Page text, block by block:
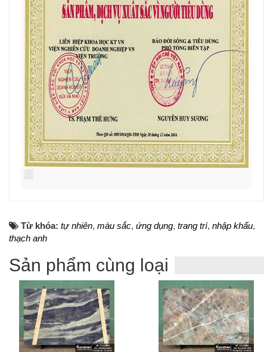
Từ khóa: tự nhiên, màu sắc, ứng dụng, trang trí, nhập khẩu,
thạch anh
Sản phẩm cùng loại